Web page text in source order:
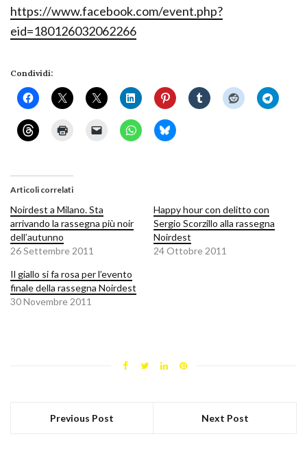
https://www.facebook.com/event.php?
eid=180126032062266
Condividi:
Articoli correlati
Noirdest a Milano. Sta
arrivando la rassegna più noir
dell’autunno
26 Settembre 2011
Happy hour con delitto con
Sergio Scorzillo alla rassegna
Noirdest
24 Ottobre 2011
Il giallo si fa rosa per l’evento
finale della rassegna Noirdest
30 Novembre 2011
Previous Post Next Post